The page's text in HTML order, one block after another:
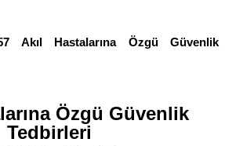
Akıl Hastalarına Özgü Güvenlik
Özgü Güvenlik
Tedbirleri